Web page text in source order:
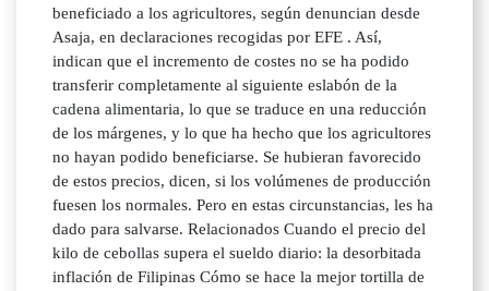
beneficiado a los agricultores, según denuncian desde
Asaja, en declaraciones recogidas por EFE . Así,
indican que el incremento de costes no se ha podido
transferir completamente al siguiente eslabón de la
cadena alimentaria, lo que se traduce en una reducción
de los márgenes, y lo que ha hecho que los agricultores
no hayan podido beneficiarse. Se hubieran favorecido
de estos precios, dicen, si los volúmenes de producción
fuesen los normales. Pero en estas circunstancias, les ha
dado para salvarse. Relacionados Cuando el precio del
kilo de cebollas supera el sueldo diario: la desorbitada
inflación de Filipinas Cómo se hace la mejor tortilla de